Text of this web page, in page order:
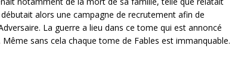
alors une campagne de recrutement afin de
La guerre a lieu dans ce tome qui est annoncé
sans cela chaque tome de Fables est immanquable.